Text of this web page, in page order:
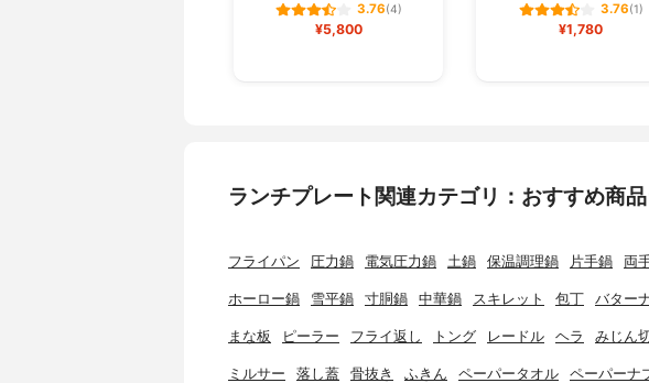
3.76(4)
¥5,800
3.76(1)
¥1,780
ランチプレート関連カテゴリ：おすすめ商
フライパン 圧力鍋 電気圧力鍋 土鍋 保温調理鍋 片手鍋 両
ホーロー鍋 雪平鍋 寸胴鍋 中華鍋 スキレット 包丁 バター
まな板 ピーラー フライ返し トング レードル ヘラ みじん
ミルサー 落し蓋 骨抜き ふきん ペーパータオル ペーパーナ